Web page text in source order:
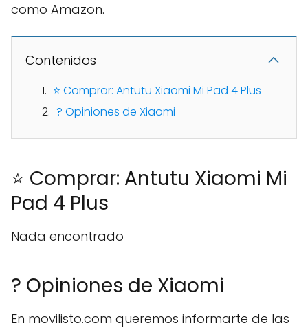
como Amazon.
Contenidos
⭐ Comprar: Antutu Xiaomi Mi Pad 4 Plus
? Opiniones de Xiaomi
⭐ Comprar: Antutu Xiaomi Mi
Pad 4 Plus
Nada encontrado
? Opiniones de Xiaomi
En movilisto.com queremos informarte de las